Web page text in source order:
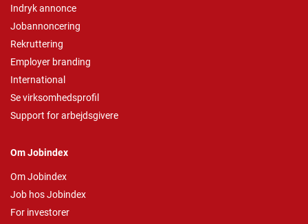
Indryk annonce
Jobannoncering
Rekruttering
Employer branding
International
Se virksomhedsprofil
Support for arbejdsgivere
Om Jobindex
Om Jobindex
Job hos Jobindex
For investorer